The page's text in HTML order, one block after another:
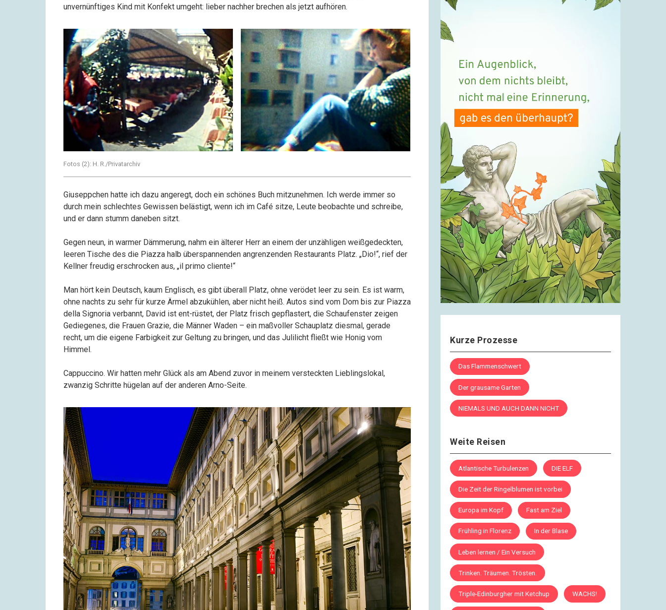
unvernünftiges Kind mit Konfekt umgeht: lieber nachher brechen als jetzt aufhören.
Fotos (2): H. R./Privatarchiv
Giuseppchen hatte ich dazu angeregt, doch ein schönes Buch mitzunehmen. Ich werde immer so
durch mein schlechtes Gewissen belästigt, wenn ich im Café sitze, Leute beobachte und schreibe,
und er dann stumm daneben sitzt.
Gegen neun, in warmer Dämmerung, nahm ein älterer Herr an einem der unzähligen weißgedeckten,
leeren Tische des die Piazza halb überspannenden angrenzenden Restaurants Platz. „Dio!“, rief der
Kellner freudig erschrocken aus, „il primo cliente!“
Man hört kein Deutsch, kaum Englisch, es gibt überall Platz, ohne verödet leer zu sein. Es ist warm,
ohne nachts zu sehr für kurze Ärmel abzukühlen, aber nicht heiß. Autos sind vom Dom bis zur Piazza
della Signoria verbannt, David ist ent-rüstet, der Platz frisch gepflastert, die Schaufenster zeigen
Gediegenes, die Frauen Grazie, die Männer Waden – ein maßvoller Schauplatz diesmal, gerade
recht, um die eigene Farbigkeit zur Geltung zu bringen, und das Julilicht fließt wie Honig vom
Himmel.
Cappuccino. Wir hatten mehr Glück als am Abend zuvor in meinem versteckten Lieblingslokal,
zwanzig Schritte hügelan auf der anderen Arno-Seite.
#3.4 Der Himmel hat die Erde
Kurze Prozesse
Das Flammenschwert
Der grausame Garten
NIEMALS UND AUCH DANN NICHT
Weite Reisen
Atlantische Turbulenzen DIE ELF
Die Zeit der Ringelblumen ist vorbei
Europa im Kopf Fast am Ziel
Frühling in Florenz In der Blase
Leben lernen / Ein Versuch
Trinken. Träumen. Trösten.
Triple-Edinburgher mit Ketchup WACHS!